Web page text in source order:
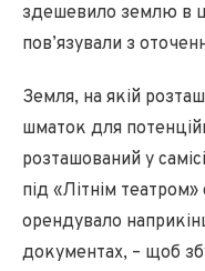
здешевило землю в
пов’язували з
Земля, на якій
шматок для
розташований у
під «Літнім
орендувало
документах, – щоб